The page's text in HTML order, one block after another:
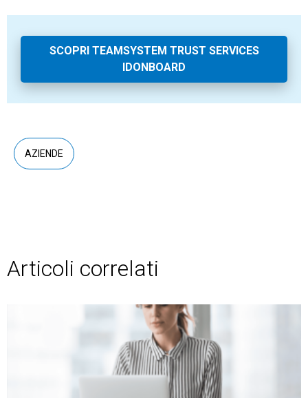
SCOPRI TEAMSYSTEM TRUST SERVICES
IDONBOARD
AZIENDE
Articoli correlati